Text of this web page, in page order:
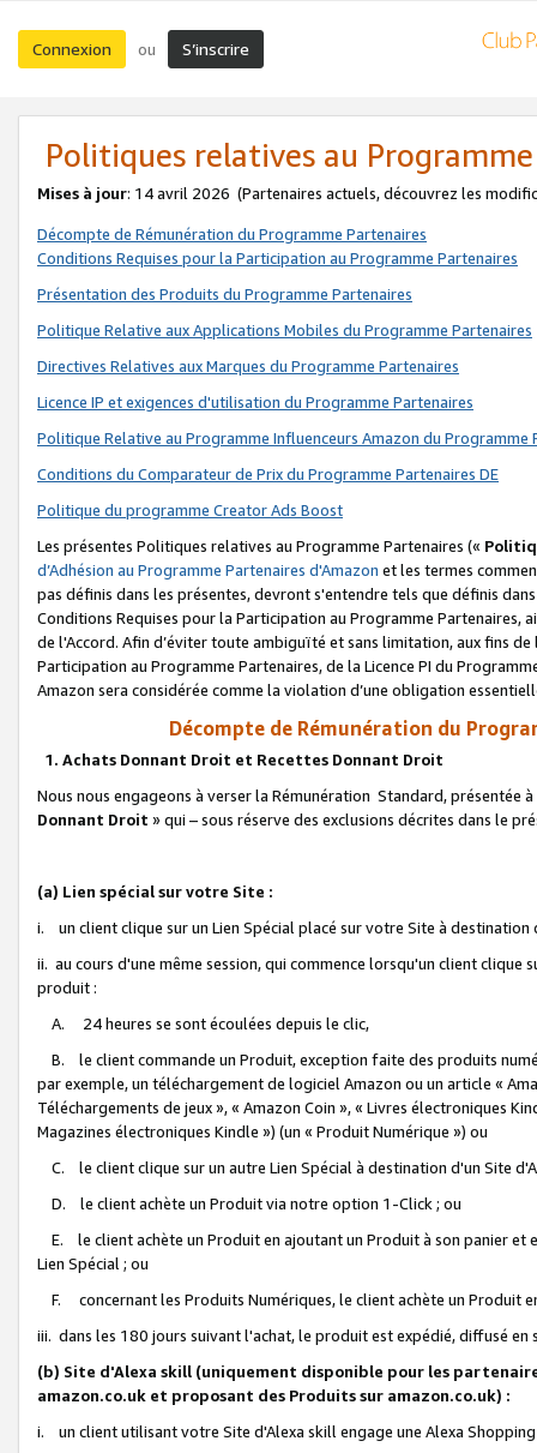
Connexion ou S’inscrire
Politiques relatives au
Mises à jour: 14 avril 2026 (Partenaires actuels, découvrez les
Décompte de Rémunération du Programme Partenaires
Conditions Requises pour la Participation au Programme Partenaires
Présentation des Produits du Programme Partenaires
Politique Relative aux Applications Mobiles du Programme Partenaires
Directives Relatives aux Marques du Programme Partenaires
Licence IP et exigences d'utilisation du Programme Partenaires
Politique Relative au Programme Influenceurs Amazon du Programme
Conditions du Comparateur de Prix du Programme Partenaires DE
Politique du programme Creator Ads Boost
Les présentes Politiques relatives au Programme Partenaires («
d’Adhésion au Programme Partenaires d'Amazon et les termes
pas définis dans les présentes, devront s'entendre tels que définis
Conditions Requises pour la Participation au Programme Partenaires,
de l'Accord. Afin d’éviter toute ambiguïté et sans limitation, aux fins
Participation au Programme Partenaires, de la Licence PI du
Amazon sera considérée comme la violation d’une obligation
Décompte de Rémunération du
1. Achats Donnant Droit et Recettes Donnant Droit
Nous nous engageons à verser la Rémunération Standard, présentée
Donnant Droit » qui – sous réserve des exclusions décrites dans le
(a) Lien spécial sur votre Site :
i. un client clique sur un Lien Spécial placé sur votre Site à destination
ii. au cours d'une même session, qui commence lorsqu'un client
produit :
A. 24 heures se sont écoulées depuis le clic,
B. le client commande un Produit, exception faite des produits
par exemple, un téléchargement de logiciel Amazon ou un article «
Téléchargements de jeux », « Amazon Coin », « Livres électroniques
Magazines électroniques Kindle ») (un « Produit Numérique ») ou
C. le client clique sur un autre Lien Spécial à destination d'un Site
D. le client achète un Produit via notre option 1-Click ; ou
E. le client achète un Produit en ajoutant un Produit à son panier et
Lien Spécial ; ou
F. concernant les Produits Numériques, le client achète un Produit
iii. dans les 180 jours suivant l'achat, le produit est expédié, diffusé
(b) Site d'Alexa skill (uniquement disponible pour les
amazon.co.uk et proposant des Produits sur amazon.co.uk) :
i. un client utilisant votre Site d'Alexa skill engage une Alexa